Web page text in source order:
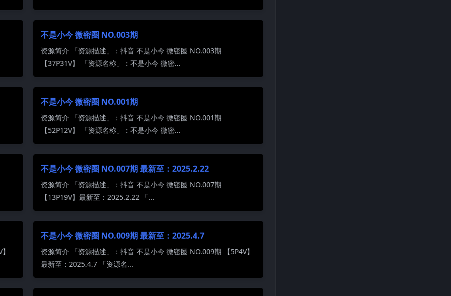
不是小今 微密圈 NO.003期
资源简介 「资源描述」：抖音 不是小今 微密圈 NO.003期
【37P31V】 「资源名称」：不是小今 微密...
不是小今 微密圈 NO.001期
资源简介 「资源描述」：抖音 不是小今 微密圈 NO.001期
【52P12V】 「资源名称」：不是小今 微密...
不是小今 微密圈 NO.007期 最新至：2025.2.22
资源简介 「资源描述」：抖音 不是小今 微密圈 NO.007期
【13P19V】最新至：2025.2.22 「...
不是小今 微密圈 NO.009期 最新至：2025.4.7
资源简介 「资源描述」：抖音 不是小今 微密圈 NO.009期 【5P4V】
最新至：2025.4.7 「资源名...